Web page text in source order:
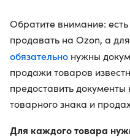
Обратите внимание:
продавать на Ozon, а
обязательно нужны
продажи товаров
предоставить
товарного знака и
Для каждого товара